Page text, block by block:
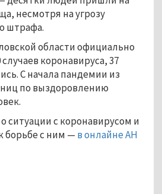
несмотря на угрозу
штрафа.
области официально
коронавируса, 37
С начала пандемии из
по выздоровлению
ситуации с коронавирусом и
борьбе с ним — в онлайне АН